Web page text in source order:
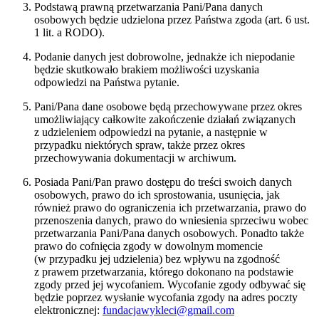
Podstawą prawną przetwarzania Pani/Pana danych
osobowych będzie udzielona przez Państwa zgoda (art. 6 ust.
1 lit. a RODO).
Podanie danych jest dobrowolne, jednakże ich niepodanie
będzie skutkowało brakiem możliwości uzyskania
odpowiedzi na Państwa pytanie.
Pani/Pana dane osobowe będą przechowywane przez okres
umożliwiający całkowite zakończenie działań związanych
z udzieleniem odpowiedzi na pytanie, a następnie w
przypadku niektórych spraw, także przez okres
przechowywania dokumentacji w archiwum.
Posiada Pani/Pan prawo dostępu do treści swoich danych
osobowych, prawo do ich sprostowania, usunięcia, jak
również prawo do ograniczenia ich przetwarzania, prawo do
przenoszenia danych, prawo do wniesienia sprzeciwu wobec
przetwarzania Pani/Pana danych osobowych. Ponadto także
prawo do cofnięcia zgody w dowolnym momencie
(w przypadku jej udzielenia) bez wpływu na zgodność
z prawem przetwarzania, którego dokonano na podstawie
zgody przed jej wycofaniem. Wycofanie zgody odbywać się
będzie poprzez wysłanie wycofania zgody na adres poczty
elektronicznej: fundacjawykleci@gmail.com